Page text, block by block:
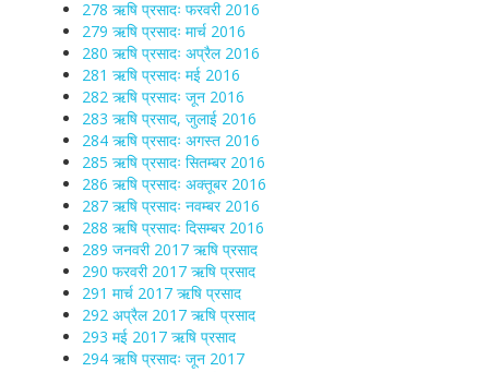
278 ऋषि प्रसादः फरवरी 2016
279 ऋषि प्रसादः मार्च 2016
280 ऋषि प्रसादः अप्रैल 2016
281 ऋषि प्रसादः मई 2016
282 ऋषि प्रसादः जून 2016
283 ऋषि प्रसाद, जुलाई 2016
284 ऋषि प्रसादः अगस्त 2016
285 ऋषि प्रसादः सितम्बर 2016
286 ऋषि प्रसादः अक्तूबर 2016
287 ऋषि प्रसादः नवम्बर 2016
288 ऋषि प्रसादः दिसम्बर 2016
289 जनवरी 2017 ऋषि प्रसाद
290 फरवरी 2017 ऋषि प्रसाद
291 मार्च 2017 ऋषि प्रसाद
292 अप्रैल 2017 ऋषि प्रसाद
293 मई 2017 ऋषि प्रसाद
294 ऋषि प्रसादः जून 2017